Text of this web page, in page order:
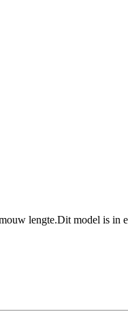
lengte.Dit model is in